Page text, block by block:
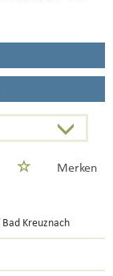
Merken
Kreuznach